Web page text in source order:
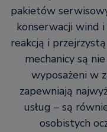
pakietów
konserwacji wind
reakcją i
mechanicy są
wyposażeni w
zapewniają
usług – są
osobistych